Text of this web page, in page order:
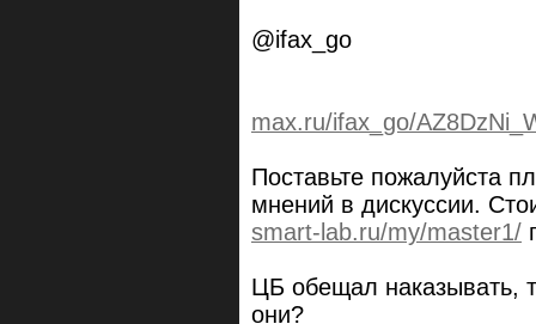
@ifax_go
max.ru/ifax_go/
Поставьте пожалуйста
мнений в дискуссии.
smart-lab.ru/my/master1/
ЦБ обещал наказывать,
они?